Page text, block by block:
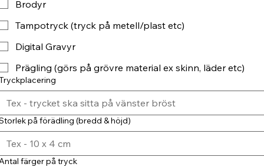
Brodyr
Tampotryck (tryck på metell/plast etc)
Digital Gravyr
Prägling (görs på grövre material ex skinn, läder etc)
på förädling (bredd & höjd)
färger på tryck